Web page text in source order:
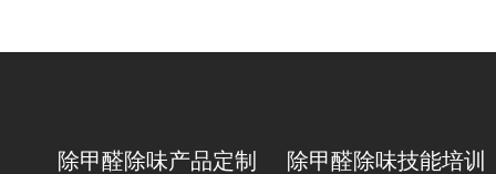
除甲醛除味产品定制 除甲醛除味技能培训